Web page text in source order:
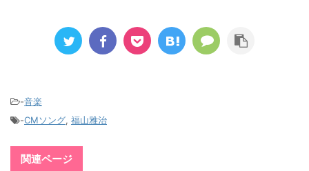
-音楽
-CMソング, 福山雅治
関連ページ